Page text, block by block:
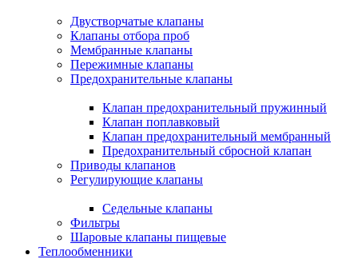
Двустворчатые клапаны
Клапаны отбора проб
Мембранные клапаны
Пережимные клапаны
Предохранительные клапаны
Клапан предохранительный пружинный
Клапан поплавковый
Клапан предохранительный мембранный
Предохранительный сбросной клапан
Приводы клапанов
Регулирующие клапаны
Седельные клапаны
Фильтры
Шаровые клапаны пищевые
Теплообменники